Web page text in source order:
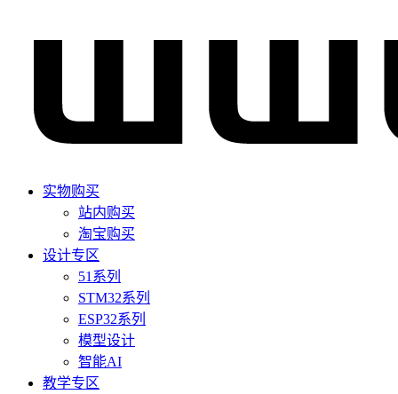
实物购买
站内购买
淘宝购买
设计专区
51系列
STM32系列
ESP32系列
模型设计
智能AI
教学专区